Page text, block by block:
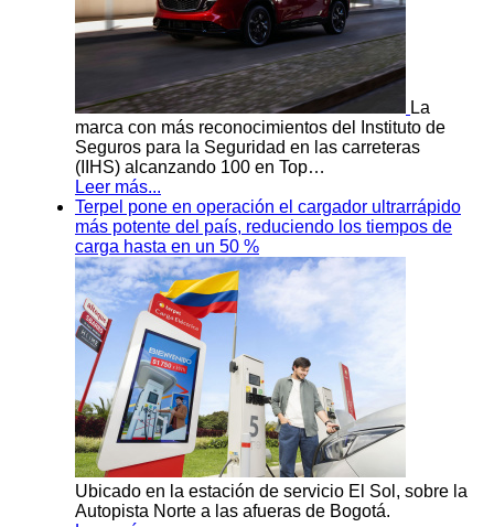
La
marca con más reconocimientos del Instituto de
Seguros para la Seguridad en las carreteras
(IIHS) alcanzando 100 en Top…
Leer más...
Terpel pone en operación el cargador ultrarrápido
más potente del país, reduciendo los tiempos de
carga hasta en un 50 %
Ubicado en la estación de servicio El Sol, sobre la
Autopista Norte a las afueras de Bogotá.